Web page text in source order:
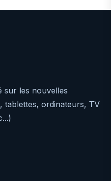
sur les nouvelles
tablettes, ordinateurs, TV